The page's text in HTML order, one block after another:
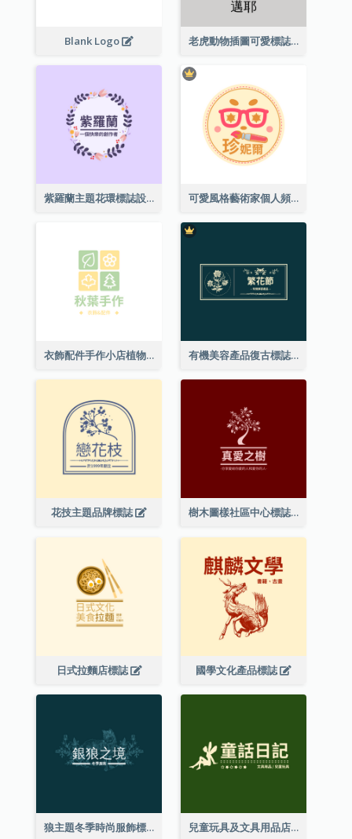
Blank Logo 老虎動物插圖可愛標誌
紫羅蘭主題花環標誌設計 可愛風格藝術家個人頻道標誌
衣飾配件手作小店植物主題標誌設計 有機美容產品復古標誌
花技主題品牌標誌 樹木圖樣社區中心標誌
日式拉麵店標誌 國學文化產品標誌
狼主題冬季時尚服飾標誌 兒童玩具及文具用品店精靈主題標誌設計